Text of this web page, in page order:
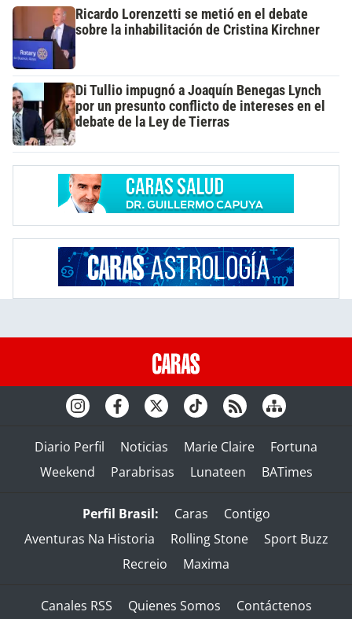
Ricardo Lorenzetti se metió en el debate
sobre la inhabilitación de Cristina Kirchner
Di Tullio impugnó a Joaquín Benegas Lynch
por un presunto conflicto de intereses en el
debate de la Ley de Tierras
Diario Perfil Noticias Marie Claire
Fortuna
Weekend
Parabrisas Lunateen BATimes
Perfil Brasil: Caras
Contigo
Aventuras Na Historia
Rolling Stone
Sport Buzz
Recreio
Maxima
Canales RSS Quienes Somos Contáctenos